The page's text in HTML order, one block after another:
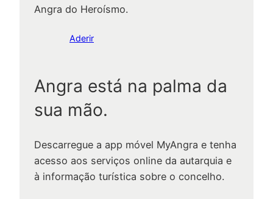
Angra do Heroísmo.
Aderir
Angra está na palma da
sua mão.
Descarregue a app móvel MyAngra e tenha
acesso aos serviços online da autarquia e
à informação turística sobre o concelho.